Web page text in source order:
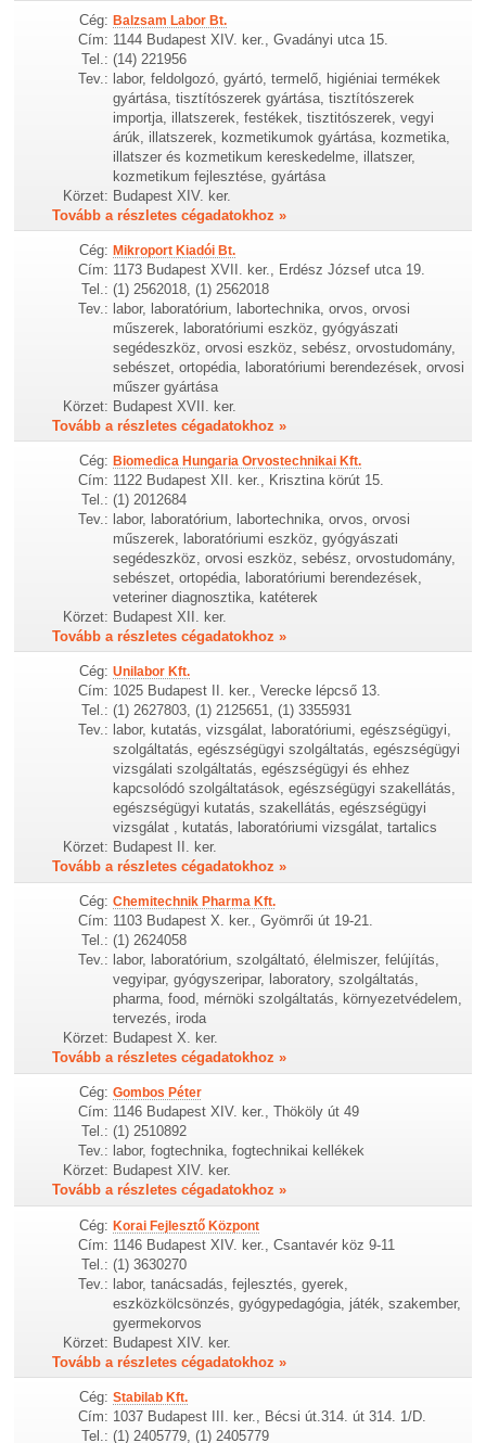
Cég: Balzsam Labor Bt.
Cím: 1144 Budapest XIV. ker., Gvadányi utca 15.
Tel.: (14) 221956
Tev.: labor, feldolgozó, gyártó, termelő, higiéniai termékek
gyártása, tisztítószerek gyártása, tisztítószerek
importja, illatszerek, festékek, tisztitószerek, vegyi
árúk, illatszerek, kozmetikumok gyártása, kozmetika,
illatszer és kozmetikum kereskedelme, illatszer,
kozmetikum fejlesztése, gyártása
Körzet: Budapest XIV. ker.
Tovább a részletes cégadatokhoz »
Cég: Mikroport Kiadói Bt.
Cím: 1173 Budapest XVII. ker., Erdész József utca 19.
Tel.: (1) 2562018, (1) 2562018
Tev.: labor, laboratórium, labortechnika, orvos, orvosi
műszerek, laboratóriumi eszköz, gyógyászati
segédeszköz, orvosi eszköz, sebész, orvostudomány,
sebészet, ortopédia, laboratóriumi berendezések, orvosi
műszer gyártása
Körzet: Budapest XVII. ker.
Tovább a részletes cégadatokhoz »
Cég: Biomedica Hungaria Orvostechnikai Kft.
Cím: 1122 Budapest XII. ker., Krisztina körút 15.
Tel.: (1) 2012684
Tev.: labor, laboratórium, labortechnika, orvos, orvosi
műszerek, laboratóriumi eszköz, gyógyászati
segédeszköz, orvosi eszköz, sebész, orvostudomány,
sebészet, ortopédia, laboratóriumi berendezések,
veteriner diagnosztika, katéterek
Körzet: Budapest XII. ker.
Tovább a részletes cégadatokhoz »
Cég: Unilabor Kft.
Cím: 1025 Budapest II. ker., Verecke lépcső 13.
Tel.: (1) 2627803, (1) 2125651, (1) 3355931
Tev.: labor, kutatás, vizsgálat, laboratóriumi, egészségügyi,
szolgáltatás, egészségügyi szolgáltatás, egészségügyi
vizsgálati szolgáltatás, egészségügyi és ehhez
kapcsolódó szolgáltatások, egészségügyi szakellátás,
egészségügyi kutatás, szakellátás, egészségügyi
vizsgálat , kutatás, laboratóriumi vizsgálat, tartalics
Körzet: Budapest II. ker.
Tovább a részletes cégadatokhoz »
Cég: Chemitechnik Pharma Kft.
Cím: 1103 Budapest X. ker., Gyömrői út 19-21.
Tel.: (1) 2624058
Tev.: labor, laboratórium, szolgáltató, élelmiszer, felújítás,
vegyipar, gyógyszeripar, laboratory, szolgáltatás,
pharma, food, mérnöki szolgáltatás, környezetvédelem,
tervezés, iroda
Körzet: Budapest X. ker.
Tovább a részletes cégadatokhoz »
Cég: Gombos Péter
Cím: 1146 Budapest XIV. ker., Thököly út 49
Tel.: (1) 2510892
Tev.: labor, fogtechnika, fogtechnikai kellékek
Körzet: Budapest XIV. ker.
Tovább a részletes cégadatokhoz »
Cég: Korai Fejlesztő Központ
Cím: 1146 Budapest XIV. ker., Csantavér köz 9-11
Tel.: (1) 3630270
Tev.: labor, tanácsadás, fejlesztés, gyerek,
eszközkölcsönzés, gyógypedagógia, játék, szakember,
gyermekorvos
Körzet: Budapest XIV. ker.
Tovább a részletes cégadatokhoz »
Cég: Stabilab Kft.
Cím: 1037 Budapest III. ker., Bécsi út.314. út 314. 1/D.
Tel.: (1) 2405779, (1) 2405779